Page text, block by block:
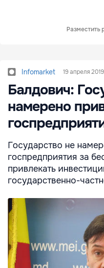
Разместить
Infomarket 19 апреля
Балдович:
намерено
Государство не
госпредприятия за
привлекать
государственно-